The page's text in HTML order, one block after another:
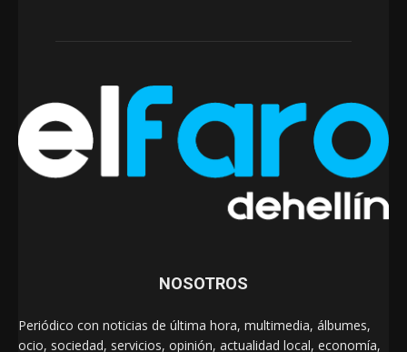
NOSOTROS
Periódico con noticias de última hora, multimedia, álbumes,
ocio, sociedad, servicios, opinión, actualidad local, economía,